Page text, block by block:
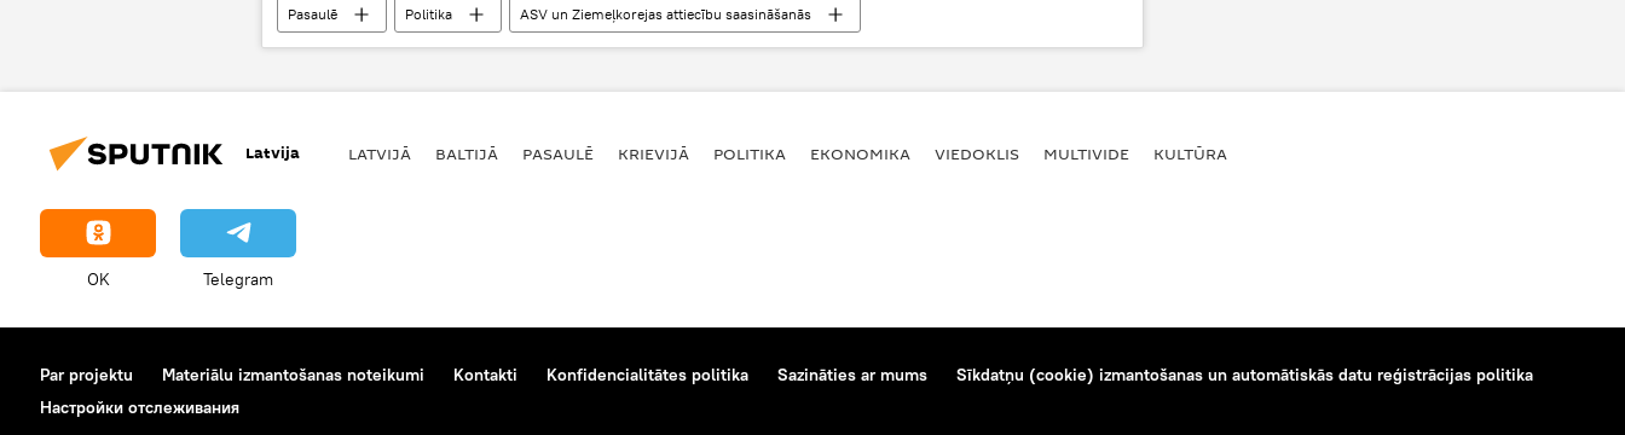
Pasaulē Politika ASV un Ziemeļkorejas attiecību saasināšanās
Latvija LATVIJĀ BALTIJĀ PASAULĒ KRIEVIJĀ POLITIKA EKONOMIKA VIEDOKLIS MULTIVIDE KULTŪRA
OK Telegram
Par projektu Materiālu izmantošanas noteikumi Kontakti Konfidencialitātes politika Sazināties ar mums
Sīkdatņu (cookie) izmantošanas un automātiskās datu reģistrācijas politika
Настройки отслеживания